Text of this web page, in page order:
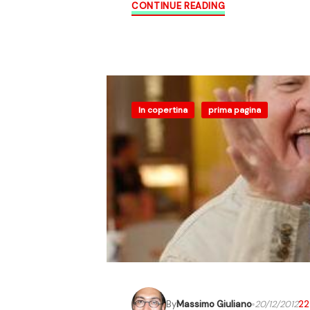
CONTINUE READING
In copertina prima pagina
ByMassimo Giuliano 20/12/2012